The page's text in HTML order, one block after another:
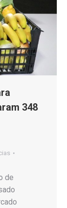
348
de